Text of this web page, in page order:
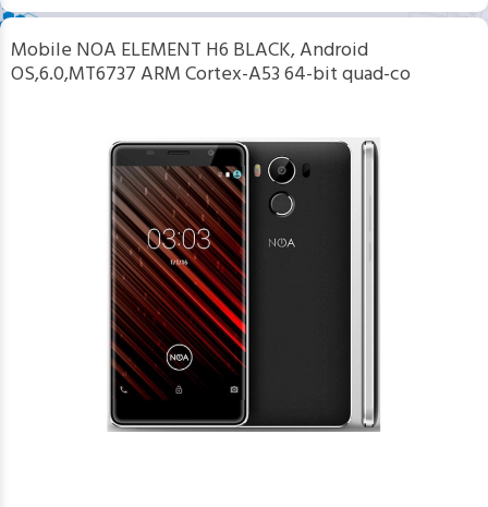
Mobile NOA ELEMENT H6 BLACK, Android
OS,6.0,MT6737 ARM Cortex-A53 64-bit quad-co